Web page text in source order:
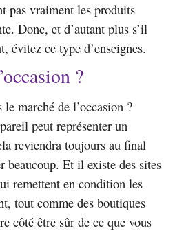
pas vraiment les produits
Donc, et d’autant plus s’il
évitez ce type d’enseignes.
?
marché de l’occasion ?
peut représenter un
reviendra toujours au final
beaucoup. Et il existe des sites
remettent en condition les
tout comme des boutiques
côté être sûr de ce que vous